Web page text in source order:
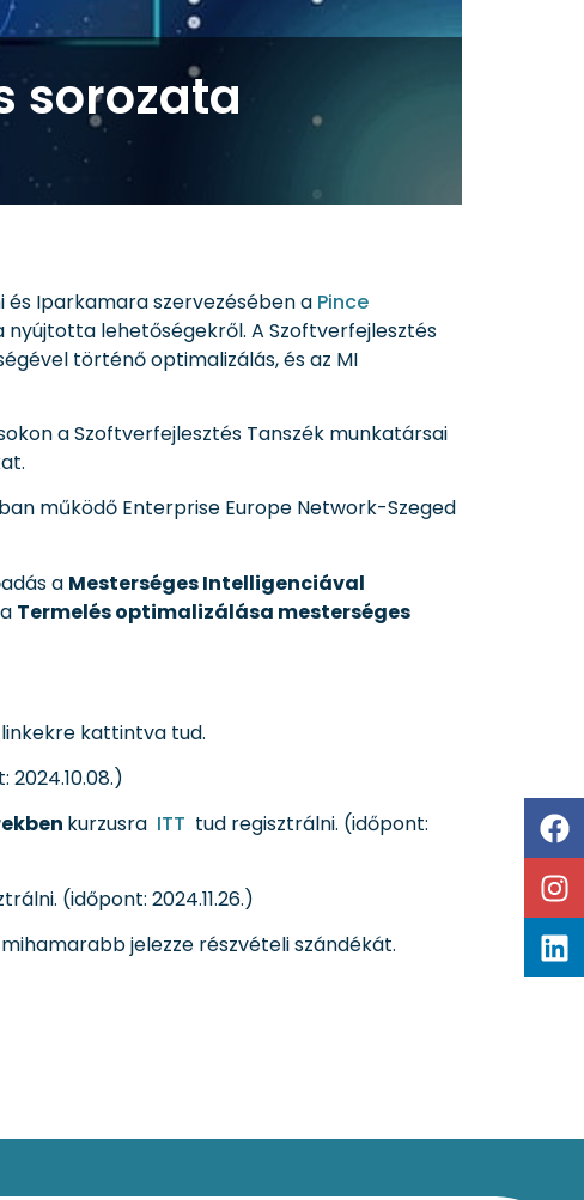
sorozata
és Iparkamara szervezésében a Pince
lehetőségekről. A Szoftverfejlesztés
történő optimalizálás, és az MI
a Szoftverfejlesztés Tanszék munkatársai
működő Enterprise Europe Network-Szeged
a Mesterséges Intelligenciával
Termelés optimalizálása mesterséges
kattintva tud.
kurzusra ITT tud regisztrálni. (időpont:
(időpont: 2024.11.26.)
jelezze részvételi szándékát.